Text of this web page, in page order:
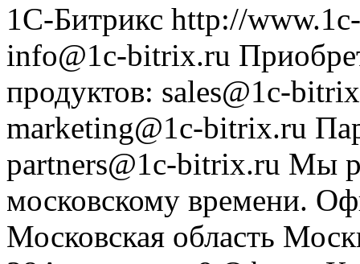
1С-Битрикс http://
info@1c-bitrix.ru
продуктов: sales@1c-
marketing@1c-bitrix.ru
partners@1c-bitrix.ru Мы
московскому времени.
Московская область